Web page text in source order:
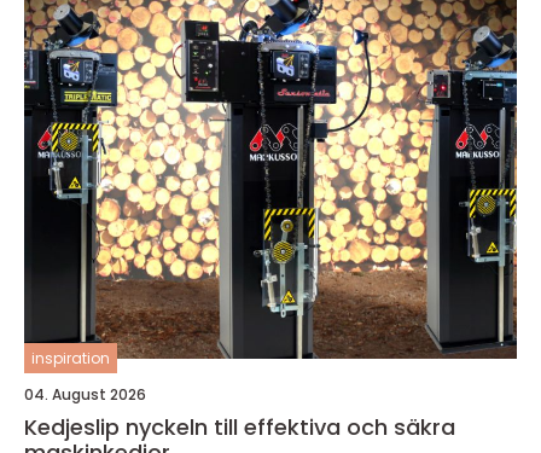
inspiration
04. August 2026
Kedjeslip nyckeln till effektiva och säkra